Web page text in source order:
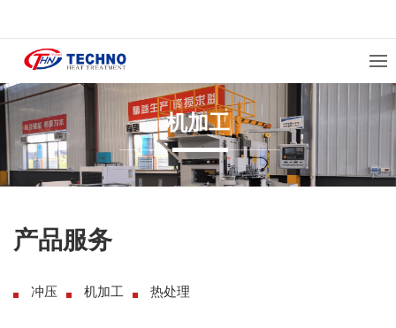
机加工
产品服务
冲压 机加工 热处理